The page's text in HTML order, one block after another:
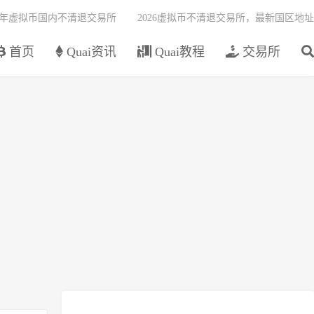
首页 Quai资讯 Quai教程 交易所
虚拟币国内不清退交易所 2026虚拟币不清退交易所，最新国区地址